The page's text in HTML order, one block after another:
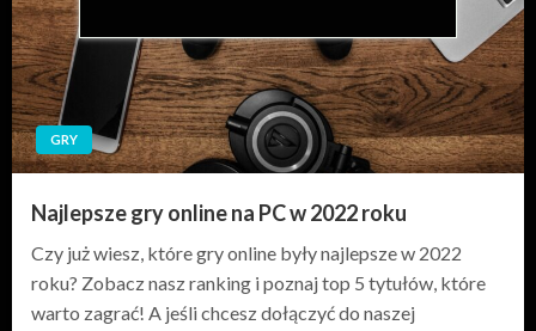
GRY
Najlepsze gry online na PC w 2022 roku
Czy już wiesz, które gry online były najlepsze w 2022
roku? Zobacz nasz ranking i poznaj top 5 tytułów, które
warto zagrać! A jeśli chcesz dołączyć do naszej